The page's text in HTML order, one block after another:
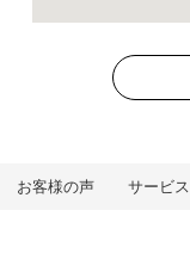
お客様の声 サービス